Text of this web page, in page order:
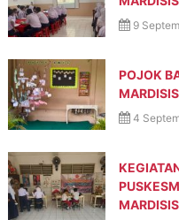
9
POJOK
4